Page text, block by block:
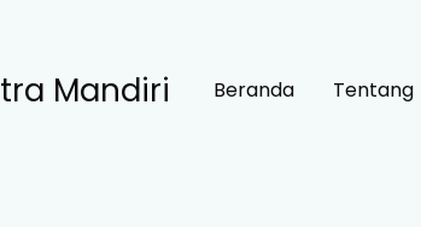
Mandiri Beranda Tentang